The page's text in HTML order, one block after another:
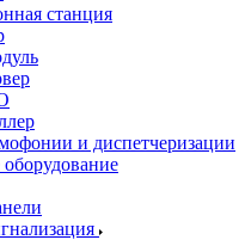
станция
и диспетчеризации